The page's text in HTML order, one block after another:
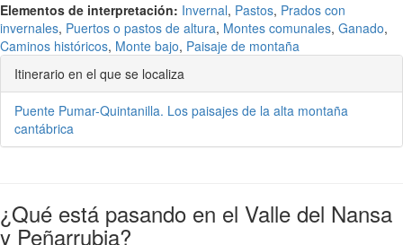
Elementos de interpretación: Invernal, Pastos, Prados con
invernales, Puertos o pastos de altura, Montes comunales, Ganado,
Caminos históricos, Monte bajo, Paisaje de montaña
Itinerario en el que se localiza
Puente Pumar-Quintanilla. Los paisajes de la alta montaña
cantábrica
¿Qué está pasando en el Valle del Nansa
y Peñarrubia?